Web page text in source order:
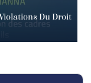
12
Dec
Du Droit